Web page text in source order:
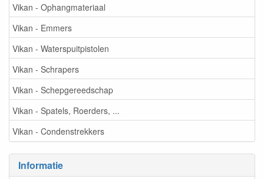
Vikan - Ophangmateriaal
Vikan - Emmers
Vikan - Waterspuitpistolen
Vikan - Schrapers
Vikan - Schepgereedschap
Vikan - Spatels, Roerders, ...
Vikan - Condenstrekkers
Informatie